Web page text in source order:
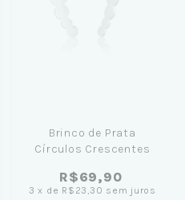
Brinco de Prata
Círculos Crescentes
R$69,90
3 x de R$23,30 sem juros